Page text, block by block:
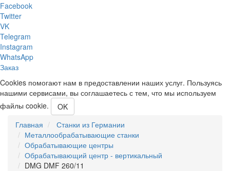
Facebook
Twitter
VK
Telegram
Instagram
WhatsApp
Заказ
Cookies помогают нам в предоставлении наших услуг. Пользуясь
нашими сервисами, вы соглашаетесь с тем, что мы используем
файлы cookie.
OK
Главная
Станки из Германии
Металлообрабатывающие станки
Обрабатывающие центры
Обрабатывающий центр - вертикальный
DMG DMF 260/11